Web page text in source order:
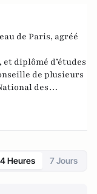
de Paris, agréé
diplômé d’études
de plusieurs
des
il assiste aussi de
contre le
Heures 7 Jours